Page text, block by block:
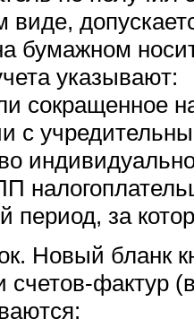
виде,
бумажном
указывают:
сокращенное
с
период, за
Новый бланк
счетов-фактур